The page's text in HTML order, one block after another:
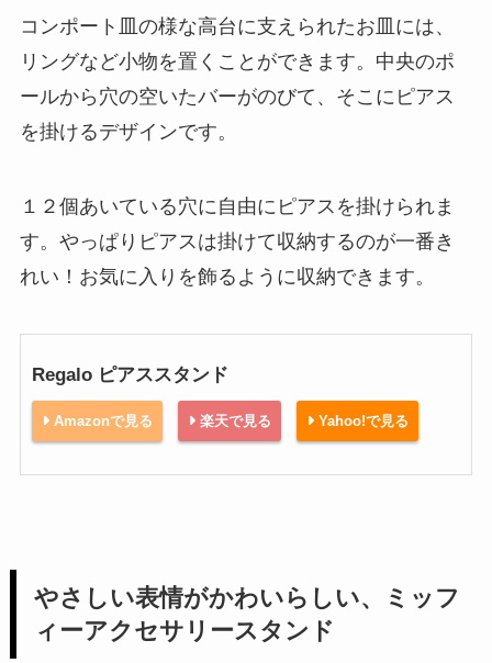
コンポート皿の様な高台に支えられたお皿には、
リングなど小物を置くことができます。中央のポ
ールから穴の空いたバーがのびて、そこにピアス
を掛けるデザインです。
１２個あいている穴に自由にピアスを掛けられま
す。やっぱりピアスは掛けて収納するのが一番き
れい！お気に入りを飾るように収納できます。
Regalo ピアススタンド
Amazonで見る 楽天で見る Yahoo!で見る
やさしい表情がかわいらしい、ミッフ
ィーアクセサリースタンド